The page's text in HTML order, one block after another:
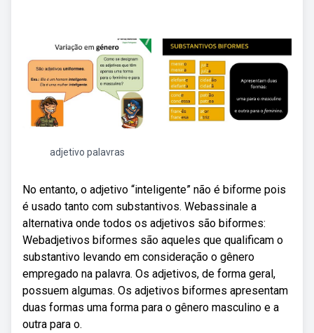
adjetivo palavras
No entanto, o adjetivo “inteligente” não é biforme pois
é usado tanto com substantivos. Webassinale a
alternativa onde todos os adjetivos são biformes:
Webadjetivos biformes são aqueles que qualificam o
substantivo levando em consideração o gênero
empregado na palavra. Os adjetivos, de forma geral,
possuem algumas. Os adjetivos biformes apresentam
duas formas uma forma para o gênero masculino e a
outra para o.